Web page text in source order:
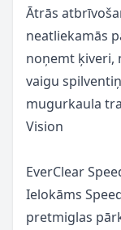
Ātrās
neatliekamās
noņemt ķiveri,
vaigu
mugurkaula
Vision
EverClear
Ielokāms
pretmiglas